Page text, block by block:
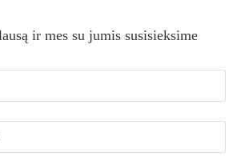
ir mes su jumis susisieksime